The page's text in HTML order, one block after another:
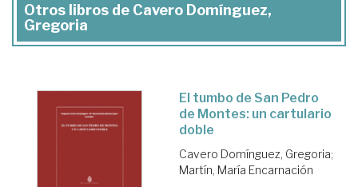
Otros libros de Cavero Domínguez,
Gregoria
El tumbo de San Pedro
de Montes: un cartulario
doble
Cavero Domínguez, Gregoria;
Martín, María Encarnación